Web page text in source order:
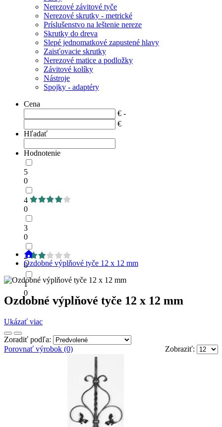
Nerezové závitové tyče
Nerezové skrutky - metrické
Príslušenstvo na leštenie nereze
Skrutky do dreva
Slepé jednomatkové zapustené hlavy
Zaisťovacie skrutky
Nerezové matice a podložky
Závitové kolíky
Nástroje
Spojky - adaptéry
Cena
€ -
€
Hľadať
Hodnotenie
5
0
4
0
3
0
2
0
1
0
Ozdobné výplňové tyče 12 x 12 mm
Ozdobné výplňové tyče 12 x 12 mm
Ukázať viac
Zoradiť podľa:
Zobraziť:
Porovnať výrobok (0)